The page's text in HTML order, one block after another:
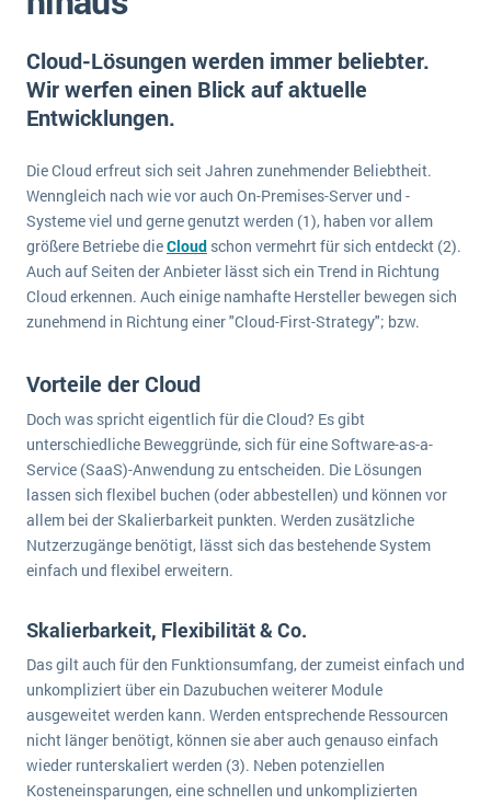
Vergleich
Auswahl
Schulung
Auswertung
Service und Wartung
E-commerce
Einzelhandel
Finanzen
Grosshandel
Handwerk
Health Care
IKT
Installation
Landwirtschaft
Medien
NGO
Lebensmittelindustrie
Logistik
Produktion
Immobilien
Textil und Mode
Vermietung
Versorgung
Die 4 Komponenten eines CRM-Systems
5 Funktionen einer ERP-Software für Konzerne
Was ist Data Mining? - Ein Leitfaden für Unternehmen
Mehr über ERP-Software
ERP Wissenszentrum
Ein WMS implementieren: Das sind die 6
wichtigsten Punkte, die es zu beachten gilt
Service Level Agreements (SLA) und ERP: Was muss man wissen?
MEHR ÜBER ERP-SOFTWARE
ERP News
Über uns
DSGVO/GDPR
Kontakt
Cloud-Lösungen werden immer beliebter.
Wir werfen einen Blick auf aktuelle
Entwicklungen.
Die Cloud erfreut sich seit Jahren zunehmender Beliebtheit.
Wenngleich nach wie vor auch On-Premises-Server und -
Systeme viel und gerne genutzt werden (1), haben vor allem
größere Betriebe dieCloud schon vermehrt für sich entdeckt (2).
Auch auf Seiten der Anbieter lässt sich ein Trend in Richtung
Cloud erkennen. Auch einige namhafte Hersteller bewegen sich
zunehmend in Richtung einer "Cloud-First-Strategy"; bzw.
Vorteile der Cloud
Doch was spricht eigentlich für die Cloud? Es gibt
unterschiedliche Beweggründe, sich für eine Software-as-a-
Service (SaaS)-Anwendung zu entscheiden. Die Lösungen
lassen sich flexibel buchen (oder abbestellen) und können vor
allem bei der Skalierbarkeit punkten. Werden zusätzliche
Nutzerzugänge benötigt, lässt sich das bestehende System
einfach und flexibel erweitern.
Skalierbarkeit, Flexibilität & Co.
Das gilt auch für den Funktionsumfang, der zumeist einfach und
unkompliziert über ein Dazubuchen weiterer Module
ausgeweitet werden kann. Werden entsprechende Ressourcen
nicht länger benötigt, können sie aber auch genauso einfach
wieder runterskaliert werden (3). Neben potenziellen
Kosteneinsparungen, eine schnellen und unkomplizierten